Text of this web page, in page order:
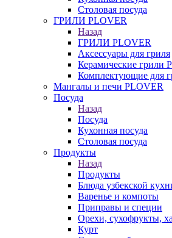
Столовая посуда
ГРИЛИ PLOVER
Назад
ГРИЛИ PLOVER
Аксессуары для гриля
Керамические грили
Комплектующие для
Мангалы и печи PLOVER
Посуда
Назад
Посуда
Кухонная посуда
Столовая посуда
Продукты
Назад
Продукты
Блюда узбекской
Варенье и компоты
Приправы и специи
Орехи, сухофрукты,
Курт